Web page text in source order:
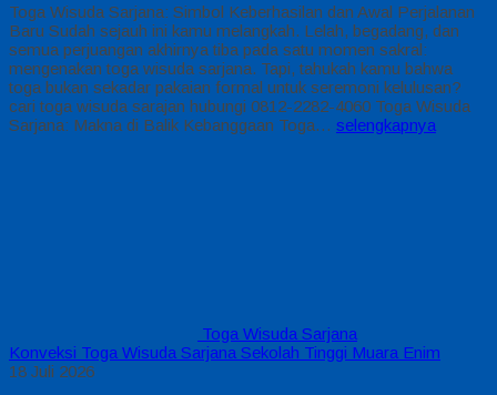
Toga Wisuda Sarjana: Simbol Keberhasilan dan Awal Perjalanan
Baru Sudah sejauh ini kamu melangkah. Lelah, begadang, dan
semua perjuangan akhirnya tiba pada satu momen sakral:
mengenakan toga wisuda sarjana. Tapi, tahukah kamu bahwa
toga bukan sekadar pakaian formal untuk seremoni kelulusan?
cari toga wisuda sarajan hubungi 0812-2282-4060 Toga Wisuda
Sarjana: Makna di Balik Kebanggaan Toga… selengkapnya
Toga Wisuda Sarjana
Konveksi Toga Wisuda Sarjana Sekolah Tinggi Muara Enim
18 Juli 2026